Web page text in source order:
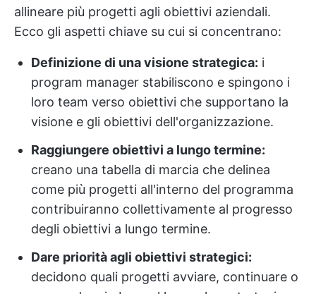
allineare più progetti agli obiettivi aziendali.
Ecco gli aspetti chiave su cui si concentrano:
Definizione di una visione strategica: i
program manager stabiliscono e spingono i
loro team verso obiettivi che supportano la
visione e gli obiettivi dell'organizzazione.
Raggiungere obiettivi a lungo termine:
creano una tabella di marcia che delinea
come più progetti all'interno del programma
contribuiranno collettivamente al progresso
degli obiettivi a lungo termine.
Dare priorità agli obiettivi strategici:
decidono quali progetti avviare, continuare o